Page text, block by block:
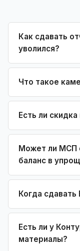
Как сдавать
уволился?
Что такое
Есть ли
Может ли МСП
баланс в
Когда сдавать
Есть ли у
материалы?